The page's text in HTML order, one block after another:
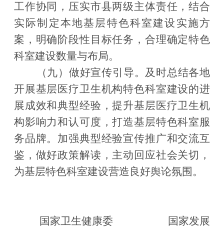
工作协同，压实市县两级主体责任，结合
实际制定本地基层特色科室建设实施方
案，明确阶段性目标任务，合理确定特色
科室建设数量与布局。
（九）做好宣传引导。 及时总结各地
开展基层 医疗卫生机构特色科室建设的进
展成效和典型经验，提升基层医疗卫生机
构影响力和认可度，打造基层特色科室服
务品牌。 加强典型经验宣传推广和交流互
鉴，做好政策解读，主动回应社会关切，
为基层特色科室建设营造良好舆论氛围。
国家卫生健康委
国家发展